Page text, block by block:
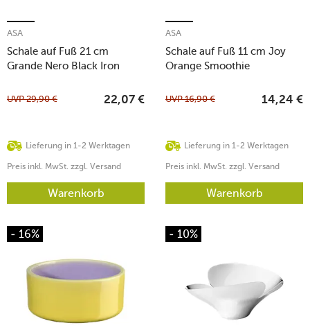
Schale auf Fuß 21 cm
Grande Nero Black Iron
ASA
Lieferung in 1-2 Werktagen
UVP29,90 € 22,07 €
Preis inkl. MwSt. zzgl. Versand
Warenkorb
Schale auf Fuß 11 cm Joy
Orange Smoothie
ASA
Lieferung in 1-2 Werktagen
UVP16,90 € 14,24 €
Preis inkl. MwSt. zzgl. Versand
Warenkorb
- 16% - 10%